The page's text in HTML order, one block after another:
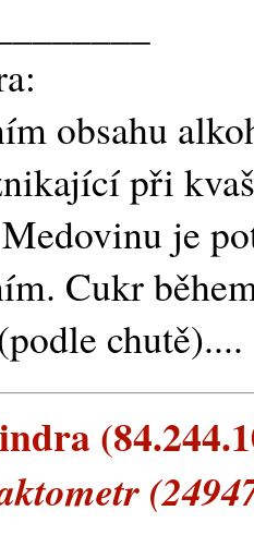
obsahu
při
je
Cukr
chutě)....